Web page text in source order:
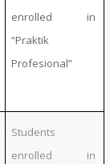
enrolled in
“Praktik
Profesional”
Students
enrolled in